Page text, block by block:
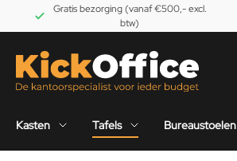
Gratis bezorging (vanaf €500,- excl.
btw)
Kasten Tafels Bureaustoelen